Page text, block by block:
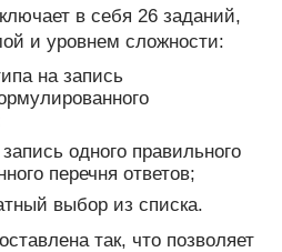
в себя 26 заданий,
и уровнем сложности:
на запись
одного правильного
перечня ответов;
выбор из списка.
так, что позволяет